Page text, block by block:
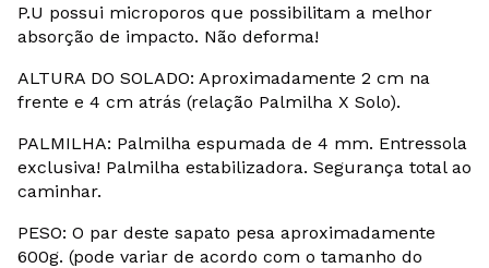
P.U possui microporos que possibilitam a melhor
absorção de impacto. Não deforma!
ALTURA DO SOLADO: Aproximadamente 2 cm na
frente e 4 cm atrás (relação Palmilha X Solo).
PALMILHA: Palmilha espumada de 4 mm. Entressola
exclusiva! Palmilha estabilizadora. Segurança total ao
caminhar.
PESO: O par deste sapato pesa aproximadamente
600g. (pode variar de acordo com o tamanho do